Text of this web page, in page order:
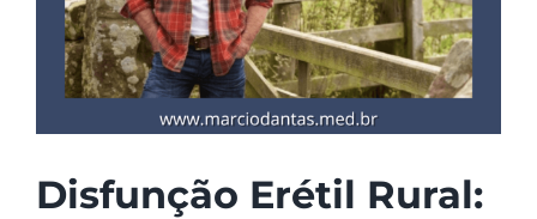
Disfunção Erétil Rural: